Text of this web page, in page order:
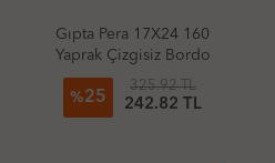
Gıpta Art Master 17X24
120 Yaprak Çizgisiz Night
Watch
%26
228.87 TL
169.95 TL